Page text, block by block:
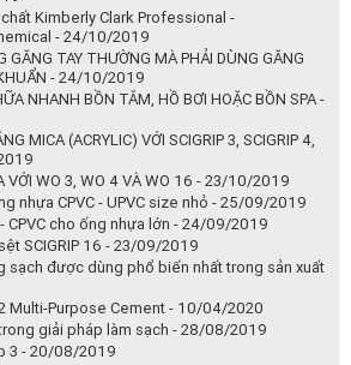
VỚI WO 3, WO 4 VÀ WO 16 - 23/10/2019
nhựa CPVC - UPVC size nhỏ - 25/09/2019
CPVC cho ống nhựa lớn - 24/09/2019
SCIGRIP 16 - 23/09/2019
sạch được dùng phổ biến nhất trong sản xuất
Multi-Purpose Cement - 10/04/2020
giải pháp làm sạch - 28/08/2019
3 - 20/08/2019
– và phân loại - 07/07/2020
WYPALL VÀ HỆ SINH THÁI Ô TÔ -
717 - 15/08/2019
những điều cần biết - 15/06/2020
và những điều cần biết - 15/06/2020
găng tay phòng sạch - 14/07/2020
điện - Giải pháp cho ngành công nghiệp -